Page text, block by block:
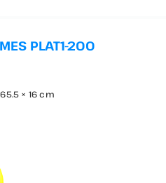
PLAT1-200
× 16 cm